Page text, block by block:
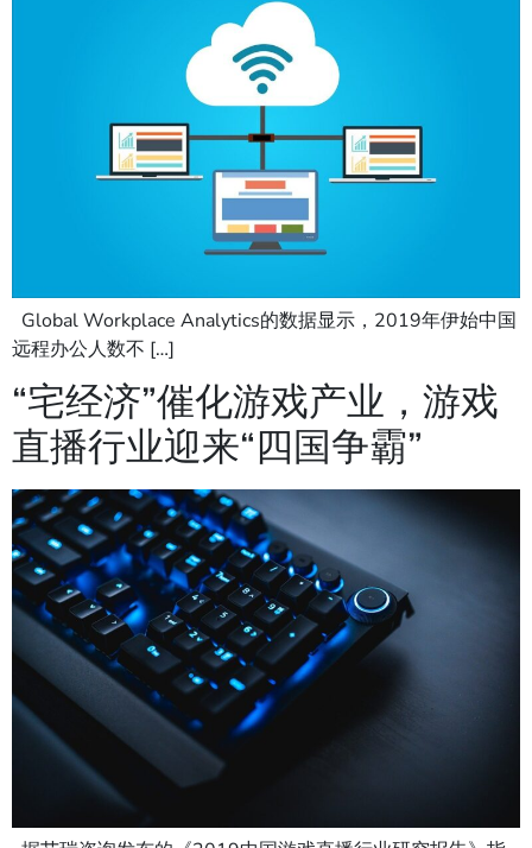
Global Workplace Analytics的数据显示，2019年伊始中国
远程办公人数不 […]
“宅经济”催化游戏产业，游戏
直播行业迎来“四国争霸”